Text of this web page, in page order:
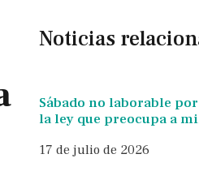
Noticias
Sábado no laborable
la ley que preocupa a
17 de julio de 2026